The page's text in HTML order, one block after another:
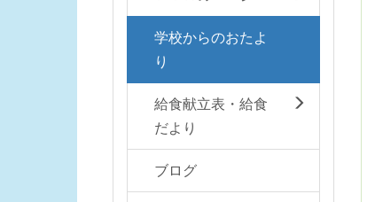
学校からのおたよ
り
給食献立表・給食
だより
ブログ